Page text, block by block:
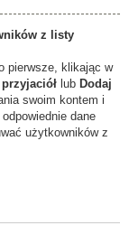
z listy
pierwsze, klikając w
lub Dodaj
swoim kontem i
dane
użytkowników z